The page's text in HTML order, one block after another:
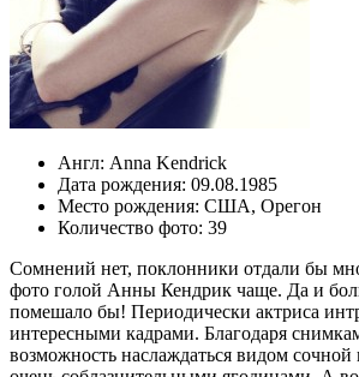
Англ: Anna Kendrick
Дата рождения: 09.08.1985
Место рождения: США, Орегон
Количество фото: 39
Сомнений нет, поклонники отдали бы
фото голой Анны Кендрик чаще. Да и
помешало бы! Периодически актриса
интересными кадрами. Благодаря
возможность наслаждаться видом